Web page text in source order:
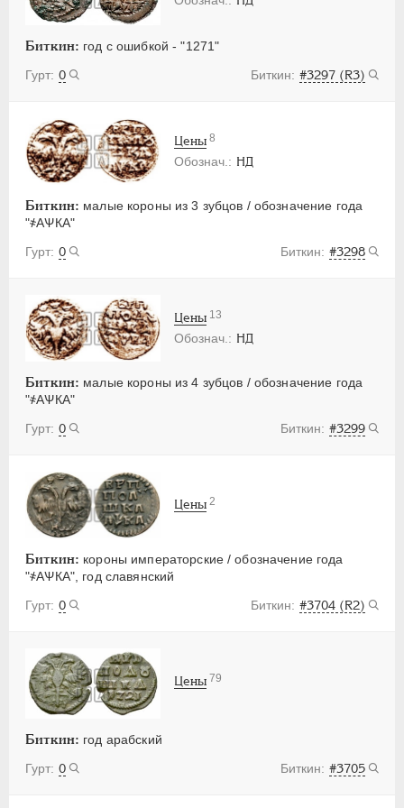
Биткин: год с ошибкой - "1271"
0
#3297 (R3)
НД
Биткин: малые короны из 3 зубцов / обозначение года
"҂АѰКА"
0
#3298
Цены 8
НД
Биткин: малые короны из 4 зубцов / обозначение года
"҂АѰКА"
0
#3299
Цены 13
Биткин: короны императорские / обозначение года
"҂АѰКА", год славянский
0
#3704 (R2)
Цены 2
Биткин: год арабский
0
#3705
Цены 79